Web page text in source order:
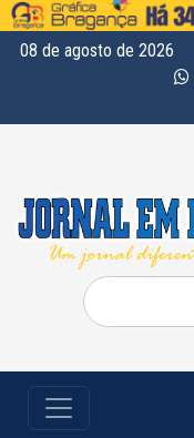
08 de agosto de 2026
Pesquisar
por: